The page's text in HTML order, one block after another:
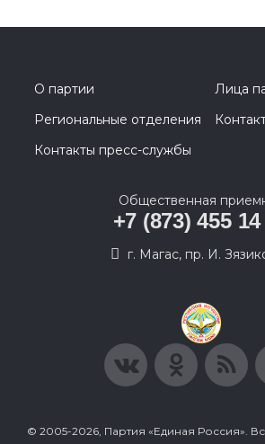
О партии
Лица
Региональные отделения
Контакты пресс-службы
Общественная
+7 (873) 455
г. Магас, пр. И.
© 2005-2026, Партия «Единая Россия».